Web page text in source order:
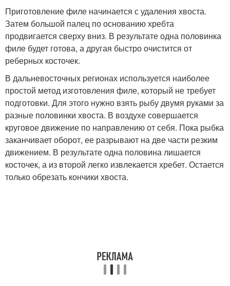
Приготовление филе начинается с удаления хвоста.
Затем большой палец по основанию хребта
продвигается сверху вниз. В результате одна половинка
филе будет готова, а другая быстро очистится от
реберных косточек.
В дальневосточных регионах используется наиболее
простой метод изготовления филе, который не требует
подготовки. Для этого нужно взять рыбу двумя руками за
разные половинки хвоста. В воздухе совершается
круговое движение по направлению от себя. Пока рыбка
заканчивает оборот, ее разрывают на две части резким
движением. В результате одна половина лишается
косточек, а из второй легко извлекается хребет. Остается
только обрезать кончики хвоста.